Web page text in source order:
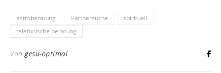
astroberatung Partnersuche
spirituell
telefonische beratung
Vongesu-optimal